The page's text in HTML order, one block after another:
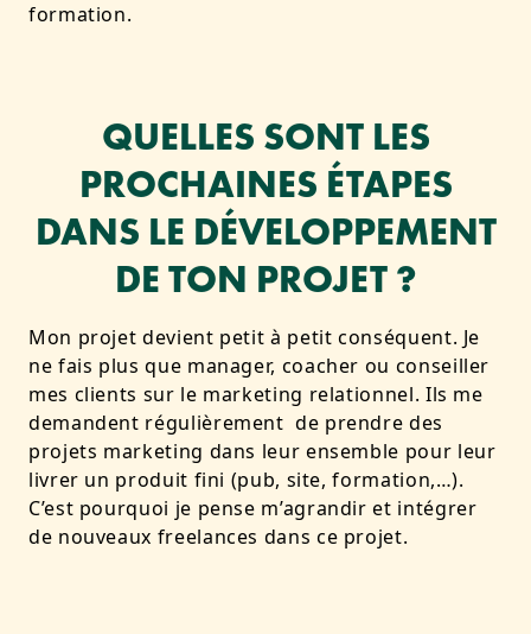
formation.
QUELLES SONT LES
PROCHAINES ÉTAPES
DANS LE DÉVELOPPEMENT
DE TON PROJET ?
Mon projet devient petit à petit conséquent. Je
ne fais plus que manager, coacher ou conseiller
mes clients sur le marketing relationnel. Ils me
demandent régulièrement de prendre des
projets marketing dans leur ensemble pour leur
livrer un produit fini (pub, site, formation,…).
C’est pourquoi je pense m’agrandir et intégrer
de nouveaux freelances dans ce projet.